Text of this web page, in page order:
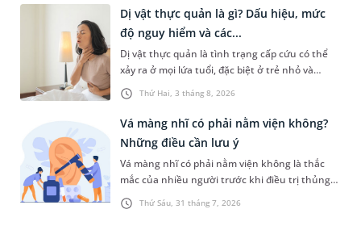
sẽ cân nhắc chỉ định điều trị nội khoa hoặc
ngoại khoa. Thực tế, chi phí điều trị liệt dây
thanh quản thường không quá cao nếu người
bệnh phát hiện và can thiệp sớm.
Thứ Hai, 3 tháng 8, 2026
Dị vật thực quản là gì? Dấu hiệu, mức
độ nguy hiểm và các...
Dị vật thực quản là tình trạng cấp cứu có thể
xảy ra ở mọi lứa tuổi, đặc biệt ở trẻ nhỏ và
người cao tuổi. Nếu không được phát hiện và
xử trí kịp thời, dị vật có thể gây tổn thương
thực quản, thậm chí dẫn đến nhiều biến chứng
nguy hiểm. Vậy khi bị mắc dị vật ở thực quản,
chúng ta cần xử trí như thế nào?
Thứ Sáu, 31 tháng 7, 2026
Vá màng nhĩ có phải nằm viện không?
Những điều cần lưu ý
Vá màng nhĩ có phải nằm viện không là thắc
mắc của nhiều người trước khi điều trị thủng
màng nhĩ. Thực tế, thời gian lưu viện sau phẫu
thuật không giống nhau ở tất cả trường hợp